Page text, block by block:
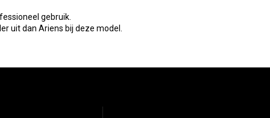
gebruik.
uit dan Ariens bij deze model.